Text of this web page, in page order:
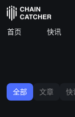
首页 快讯
全部 文章 快